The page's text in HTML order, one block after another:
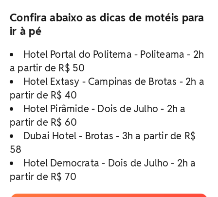
Confira abaixo as dicas de motéis para
ir à pé
Hotel Portal do Politema - Politeama - 2h
a partir de R$ 50
Hotel Extasy - Campinas de Brotas - 2h a
partir de R$ 40
Hotel Pirâmide - Dois de Julho - 2h a
partir de R$ 60
Dubai Hotel - Brotas - 3h a partir de R$
58
Hotel Democrata - Dois de Julho - 2h a
partir de R$ 70